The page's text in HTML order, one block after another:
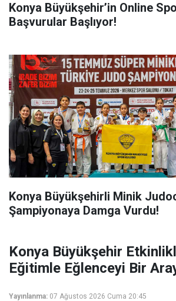
Konya Büyükşehir’in Online
Başvurular Başlıyor!
Konya Büyükşehirli Minik
Şampiyonaya Damga Vurdu!
Konya Büyükşehir
Eğitimle Eğlenceyi Bir
Yayınlanma: 07 Ağustos 2026 Cuma 20:45